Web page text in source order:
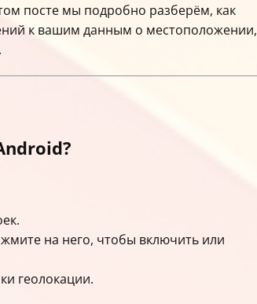
посте мы подробно разберём, как
к вашим данным о местоположении,
на него, чтобы включить или
геолокации.